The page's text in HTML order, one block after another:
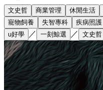
文史哲 商業管理 休閒生活
寵物飼養
失智專科
疾病照護
u好學
／ 一刻鯨選 ／ 文史哲